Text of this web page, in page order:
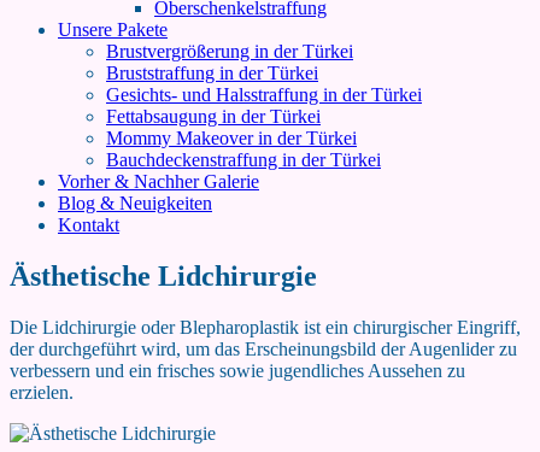
Oberschenkelstraffung
Unsere Pakete
Brustvergrößerung in der Türkei
Bruststraffung in der Türkei
Gesichts- und Halsstraffung in der Türkei
Fettabsaugung in der Türkei
Mommy Makeover in der Türkei
Bauchdeckenstraffung in der Türkei
Vorher & Nachher Galerie
Blog & Neuigkeiten
Kontakt
Ästhetische Lidchirurgie
Die Lidchirurgie oder Blepharoplastik ist ein chirurgischer Eingriff,
der durchgeführt wird, um das Erscheinungsbild der Augenlider zu
verbessern und ein frisches sowie jugendliches Aussehen zu
erzielen.